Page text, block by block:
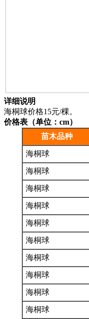
详细说明
海桐球价格15元/棵。
价格表（单位：cm）
苗木品种
海桐球
海桐球
海桐球
海桐球
海桐球
海桐球
海桐球
海桐球
海桐球
海桐球